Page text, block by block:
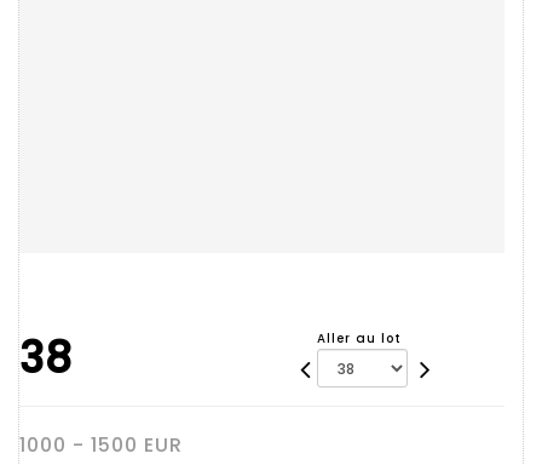
38 Aller au lot
1000 - 1500 EUR